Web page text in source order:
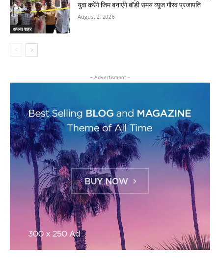
अपना शहर
युवा करेंगे जिम बनाएंगे बॉडी समय व्यूज गौरव प्रजापति
August 2, 2026
- Advertisment -